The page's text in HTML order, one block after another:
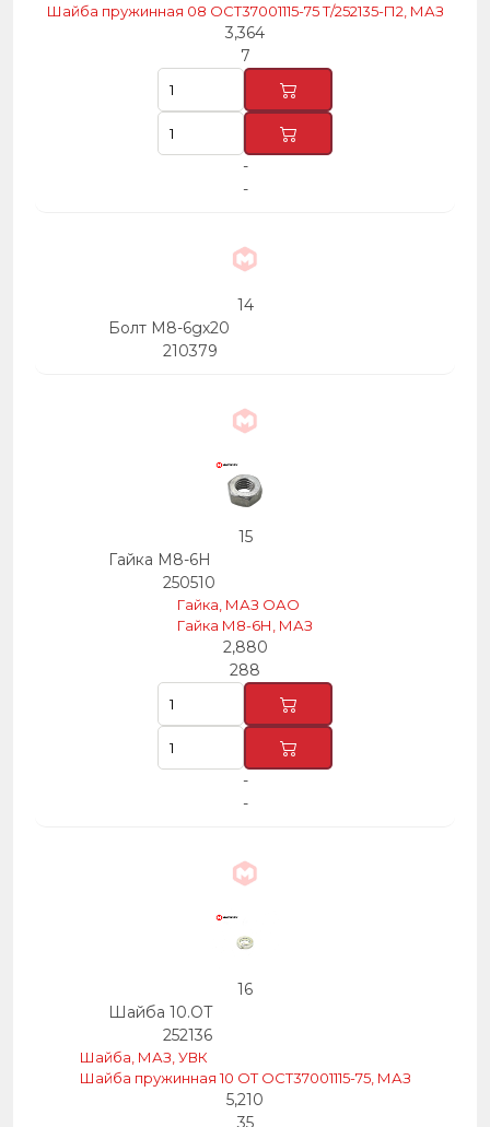
Шайба пружинная 08 ОСТ37001115-75 Т/252135-П2, МАЗ
3,364
7
-
-
14
Болт М8-6gх20
210379
15
Гайка М8-6Н
250510
Гайка, МАЗ ОАО
Гайка М8-6Н, МАЗ
2,880
288
-
-
16
Шайба 10.ОТ
252136
Шайба, МАЗ, УВК
Шайба пружинная 10 ОТ ОСТ37001115-75, МАЗ
5,210
35